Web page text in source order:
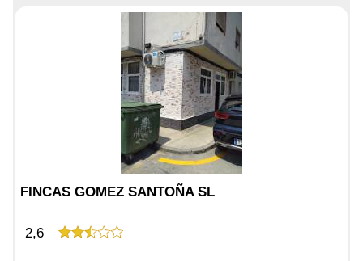
FINCAS GOMEZ SANTOÑA SL
2,6